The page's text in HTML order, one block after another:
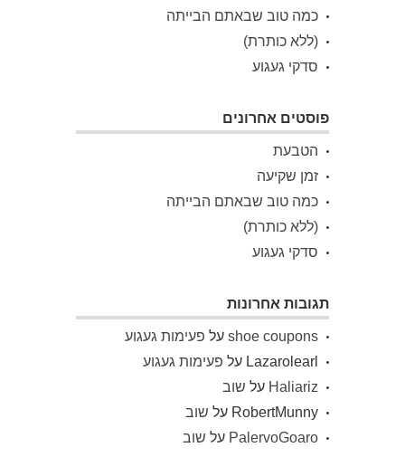
כמה טוב שבאתם הבייתה
(ללא כותרת)
סדקי געגוע
פוסטים אחרונים
הטבעת
זמן שקיעה
כמה טוב שבאתם הבייתה
(ללא כותרת)
סדקי געגוע
תגובות אחרונות
shoe coupons על פעימות געגוע
Lazarolearl על פעימות געגוע
Haliariz על שוב
RobertMunny על שוב
PalervoGoaro על שוב